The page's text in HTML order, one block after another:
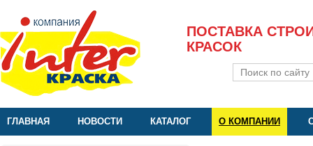
ПОСТАВКА
КРАСОК
ГЛАВНАЯ НОВОСТИ КАТАЛОГ О КОМПАНИИ